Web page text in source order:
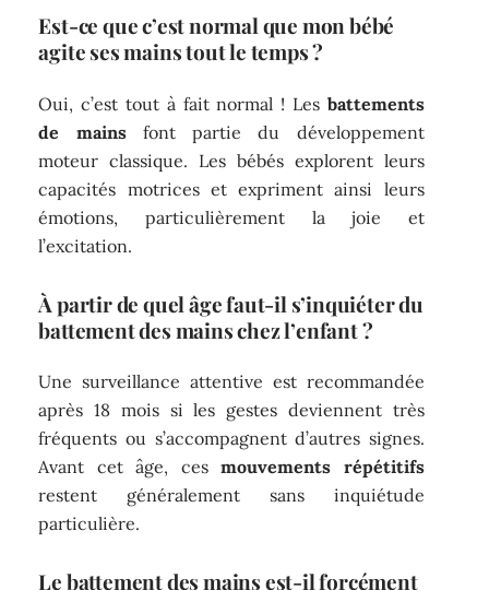
Est-ce que c’est normal que mon bébé
agite ses mains tout le temps ?
Oui, c’est tout à fait normal ! Les battements
de mainsfont partie du développement
moteur classique. Les bébés explorent leurs
capacités motrices et expriment ainsi leurs
émotions, particulièrement la joie et
l’excitation.
À partir de quel âge faut-il s’inquiéter du
battement des mains chez l’enfant ?
Une surveillance attentive est recommandée
après 18 mois si les gestes deviennent très
fréquents ou s’accompagnent d’autres signes.
Avant cet âge, cesmouvements répétitifs
restent généralement sans inquiétude
particulière.
Le battement des mains est-il forcément